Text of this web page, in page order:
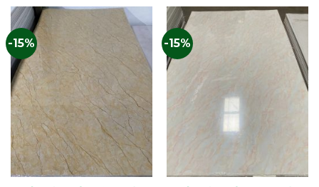
285.000 ₫.
-15% -15%